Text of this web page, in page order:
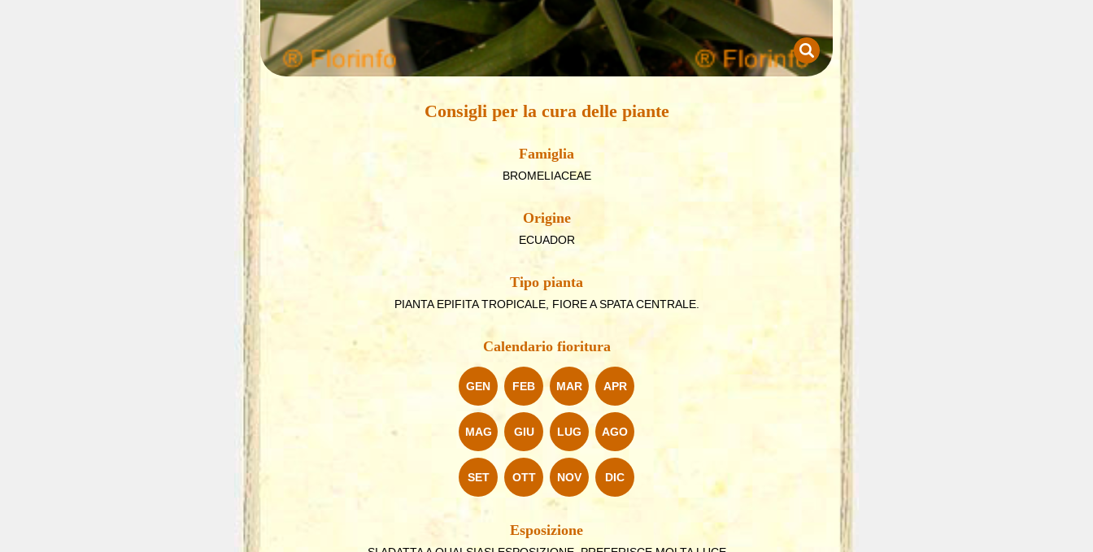
Consigli per la cura delle piante
Famiglia
BROMELIACEAE
Origine
ECUADOR
Tipo pianta
PIANTA EPIFITA TROPICALE, FIORE A SPATA CENTRALE.
Calendario fioritura
GEN FEB MAR APR
MAG GIU LUG AGO
SET OTT NOV DIC
Esposizione